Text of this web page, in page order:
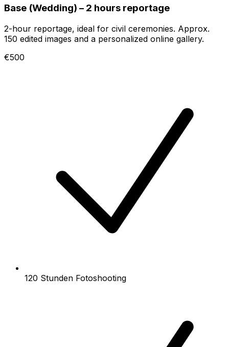
Base (Wedding) – 2 hours reportage
2-hour reportage, ideal for civil ceremonies. Approx.
150 edited images and a personalized online gallery.
€500
120 Stunden Fotoshooting